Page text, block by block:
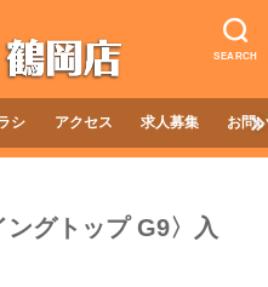
SEARCH
シ アクセス 求人募集 お問
グトップ G9〉入